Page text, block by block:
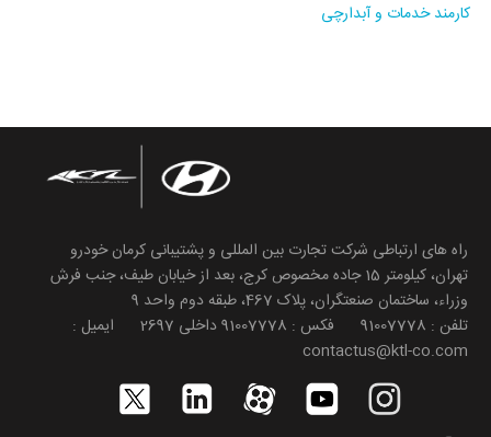
کارمند خدمات و آبدارچی
راه های ارتباطی شرکت تجارت بین المللی و پشتیبانی کرمان خودرو
تهران، کیلومتر 15 جاده مخصوص کرج، بعد از خیابان طیف، جنب فرش
وزراء، ساختمان صنعتگران، پلاک 467، طبقه دوم واحد 9
تلفن : 91007778 فکس : 91007778 داخلی 2697 ایمیل :
contactus@ktl-co.com